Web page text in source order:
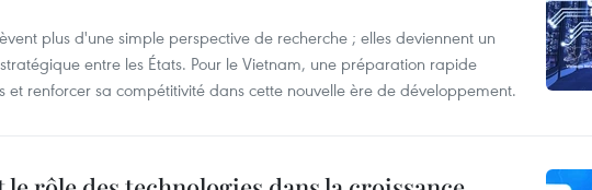
plus d'une simple perspective de recherche ; elles deviennent un
entre les États. Pour le Vietnam, une préparation rapide
et renforcer sa compétitivité dans cette nouvelle ère de développement.